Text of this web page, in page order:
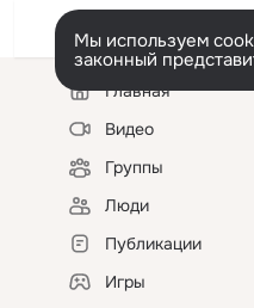
Мы используем
законный
Левая
колонкаГлавная
Видео
Группы
Люди
Публикации
Игры